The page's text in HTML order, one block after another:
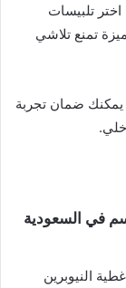
تلبيسات
تمنع تلاشي
يمكنك ضمان تجربة
في السعودية
النيوبرين